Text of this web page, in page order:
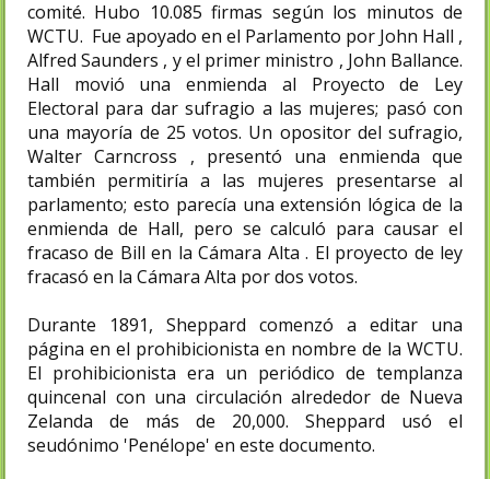
comité. Hubo 10.085 firmas según los minutos de
WCTU. Fue apoyado en el Parlamento por John Hall ,
Alfred Saunders , y el primer ministro , John Ballance.
Hall movió una enmienda al Proyecto de Ley
Electoral para dar sufragio a las mujeres; pasó con
una mayoría de 25 votos. Un opositor del sufragio,
Walter Carncross , presentó una enmienda que
también permitiría a las mujeres presentarse al
parlamento; esto parecía una extensión lógica de la
enmienda de Hall, pero se calculó para causar el
fracaso de Bill en la Cámara Alta . El proyecto de ley
fracasó en la Cámara Alta por dos votos.
Durante 1891, Sheppard comenzó a editar una
página en el prohibicionista en nombre de la WCTU.
El prohibicionista era un periódico de templanza
quincenal con una circulación alrededor de Nueva
Zelanda de más de 20,000. Sheppard usó el
seudónimo 'Penélope' en este documento.